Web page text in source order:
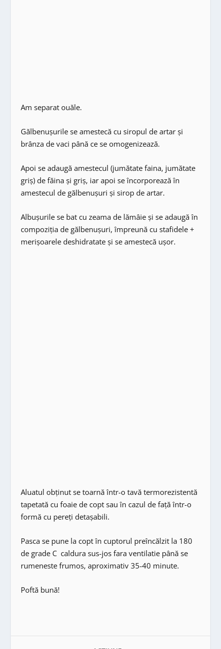
Am separat ouăle.
Gălbenușurile se amestecă cu siropul de artar şi
brânza de vaci până ce se omogenizează.
Apoi se adaugă amestecul (jumătate faina, jumătate
griş) de făina şi griş, iar apoi se încorporează în
amestecul de gălbenușuri și sirop de artar.
Albușurile se bat cu zeama de lămâie şi se adaugă în
compoziția de gălbenușuri, împreună cu stafidele +
merişoarele deshidratate şi se amestecă ușor.
Aluatul obținut se toarnă într-o tavă termorezistentă
tapetată cu foaie de copt sau în cazul de faţă într-o
formă cu pereţi detaşabili.
Pasca se pune la copt în cuptorul preîncălzit la 180
de grade C caldura sus-jos fara ventilatie până se
rumeneste frumos, aproximativ 35-40 minute.
Poftă bună!